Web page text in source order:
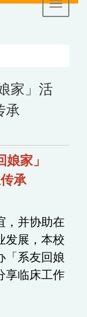
Toggle
家」活
承
家」
承
，并协助在
发展，本校
「系友回娘
享临床工作